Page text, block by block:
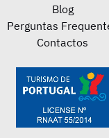
Blog
Perguntas
Contactos